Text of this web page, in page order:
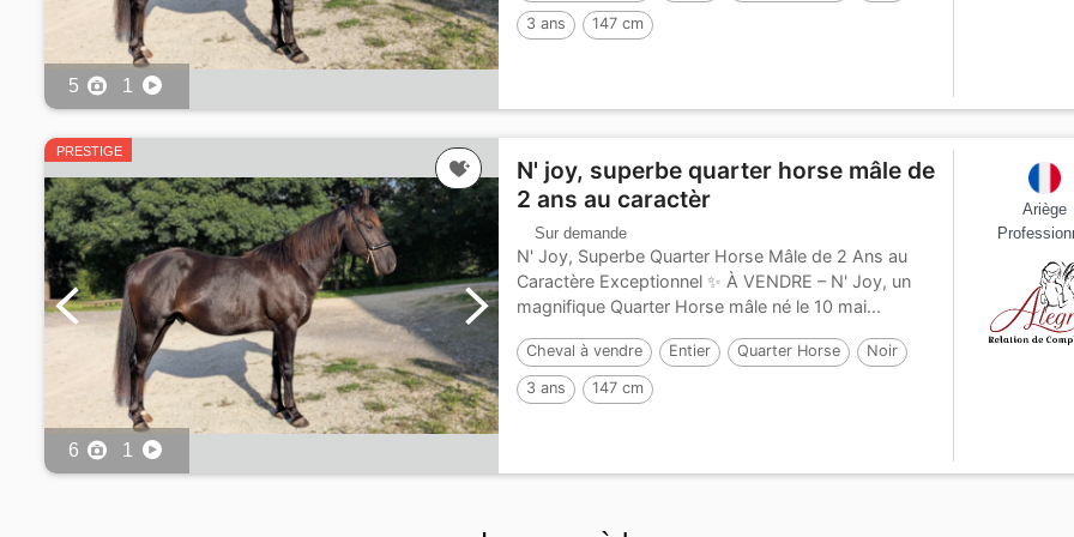
5 1
3 ans 147 cm
PRESTIGE
6 1
N' joy, superbe quarter horse mâle de
2 ans au caractèr
Sur demande
N' Joy, Superbe Quarter Horse Mâle de 2 Ans au
Caractère Exceptionnel ✨ À VENDRE – N' Joy, un
magnifique Quarter Horse mâle né le 10 mai...
Cheval à vendre Entier Quarter Horse Noir
3 ans 147 cm
Ariège